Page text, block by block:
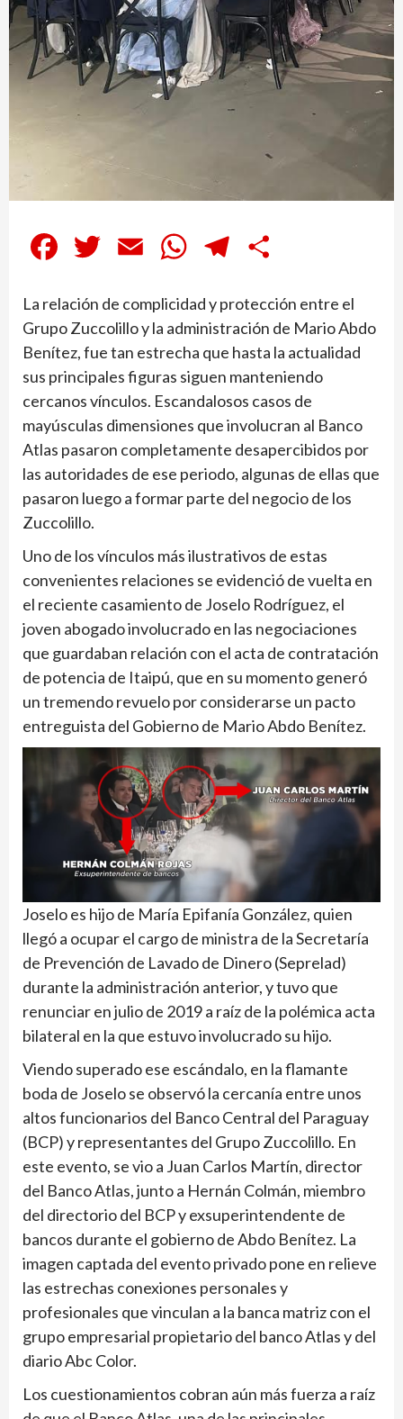
FacebookTwitter Email WhatsAppTelegram
La relación de complicidad y protección entre el
Grupo Zuccolillo y la administración de Mario Abdo
Benítez, fue tan estrecha que hasta la actualidad
sus principales figuras siguen manteniendo
cercanos vínculos. Escandalosos casos de
mayúsculas dimensiones que involucran al Banco
Atlas pasaron completamente desapercibidos por
las autoridades de ese periodo, algunas de ellas que
pasaron luego a formar parte del negocio de los
Zuccolillo.
Uno de los vínculos más ilustrativos de estas
convenientes relaciones se evidenció de vuelta en
el reciente casamiento de Joselo Rodríguez, el
joven abogado involucrado en las negociaciones
que guardaban relación con el acta de contratación
de potencia de Itaipú, que en su momento generó
un tremendo revuelo por considerarse un pacto
entreguista del Gobierno de Mario Abdo Benítez.
Joselo es hijo de María Epifanía González, quien
llegó a ocupar el cargo de ministra de la Secretaría
de Prevención de Lavado de Dinero (Seprelad)
durante la administración anterior, y tuvo que
renunciar en julio de 2019 a raíz de la polémica acta
bilateral en la que estuvo involucrado su hijo.
Viendo superado ese escándalo, en la flamante
boda de Joselo se observó la cercanía entre unos
altos funcionarios del Banco Central del Paraguay
(BCP) y representantes del Grupo Zuccolillo. En
este evento, se vio a Juan Carlos Martín, director
del Banco Atlas, junto a Hernán Colmán, miembro
del directorio del BCP y exsuperintendente de
bancos durante el gobierno de Abdo Benítez. La
imagen captada del evento privado pone en relieve
las estrechas conexiones personales y
profesionales que vinculan a la banca matriz con el
grupo empresarial propietario del banco Atlas y del
diario Abc Color.
Los cuestionamientos cobran aún más fuerza a raíz